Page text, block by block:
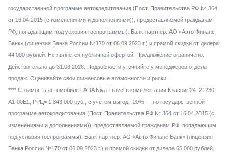
государственной программе автокредитования (Пост. Правительства РФ № 364
от 16.04.2015 (с изменениями и дополнениями)), предоставляемой гражданам
РФ, попадающим под условия госпрограммы). Банк-партнер: АО «Авто Финанс
Банк» (лицензия Банка России №170 от 06.09.2023 г.) и прямой скидки от дилера
44 000 рублей. Не является публичной офертой. Предложение ограничено.
Действительно до 31.08.2026. Подробности уточняйте у менеджеров отдела
продаж. Оценивайте свои финансовые возможности и риски.
**** Стоимость автомобиля LADA Niva Travel в комплектации Классик'24 21230-
A1-00E1, РРЦ= 1 343 000 руб., с учётом выгод: 20% — по государственной
программе автокредитования (Пост. Правительства РФ № 364 от 16.04.2015 (с
изменениями и дополнениями)), предоставляемой гражданам РФ, попадающим
под условия госпрограммы). Банк-партнер: АО «Авто Финанс Банк» (лицензия
Банка России №170 от 06.09.2023 г.) и прямой скидки от дилера 65 000 рублей.